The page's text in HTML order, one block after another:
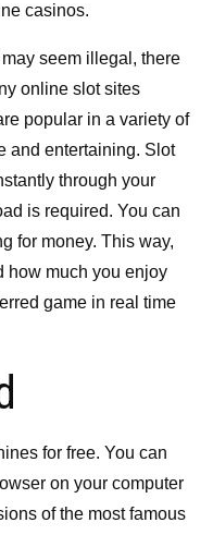
casinos.
seem illegal, there
online slot sites
popular in a variety of
and entertaining. Slot
through your
is required. You can
for money. This way,
how much you enjoy
game in real time
for free. You can
on your computer
of the most famous